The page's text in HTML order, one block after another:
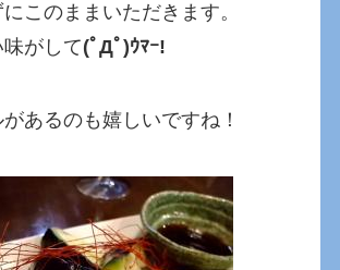
このままいただきます。
がして(ﾟДﾟ)ｳﾏｰ!
あるのも嬉しいですね！